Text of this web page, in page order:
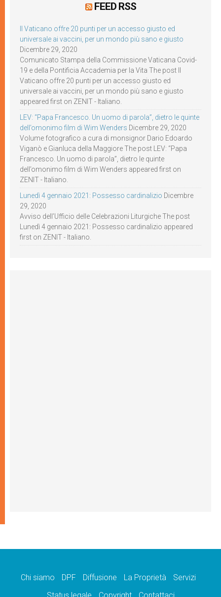
FEED RSS
Il Vaticano offre 20 punti per un accesso giusto ed
universale ai vaccini, per un mondo più sano e giusto
Dicembre 29, 2020
Comunicato Stampa della Commissione Vaticana Covid-
19 e della Pontificia Accademia per la Vita The post Il
Vaticano offre 20 punti per un accesso giusto ed
universale ai vaccini, per un mondo più sano e giusto
appeared first on ZENIT - Italiano.
LEV: “Papa Francesco. Un uomo di parola”, dietro le quinte
dell’omonimo film di Wim Wenders Dicembre 29, 2020
Volume fotografico a cura di monsignor Dario Edoardo
Viganò e Gianluca della Maggiore The post LEV: “Papa
Francesco. Un uomo di parola”, dietro le quinte
dell’omonimo film di Wim Wenders appeared first on
ZENIT - Italiano.
Lunedì 4 gennaio 2021: Possesso cardinalizio Dicembre
29, 2020
Avviso dell’Ufficio delle Celebrazioni Liturgiche The post
Lunedì 4 gennaio 2021: Possesso cardinalizio appeared
first on ZENIT - Italiano.
Chi siamo DPF Diffusione La Proprietà
Servizi